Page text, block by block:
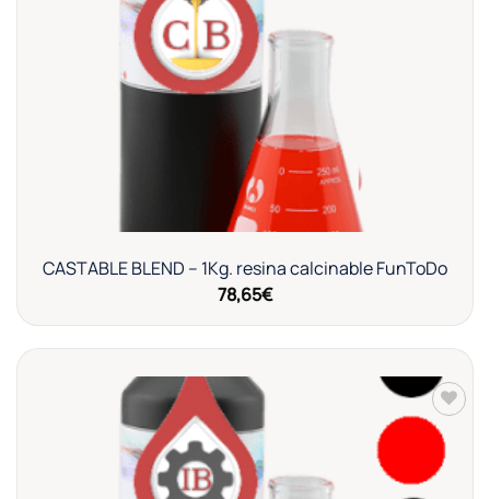
CASTABLE BLEND – 1Kg. resina calcinable FunToDo
78,65€
Añadir
a la
lista de
deseos